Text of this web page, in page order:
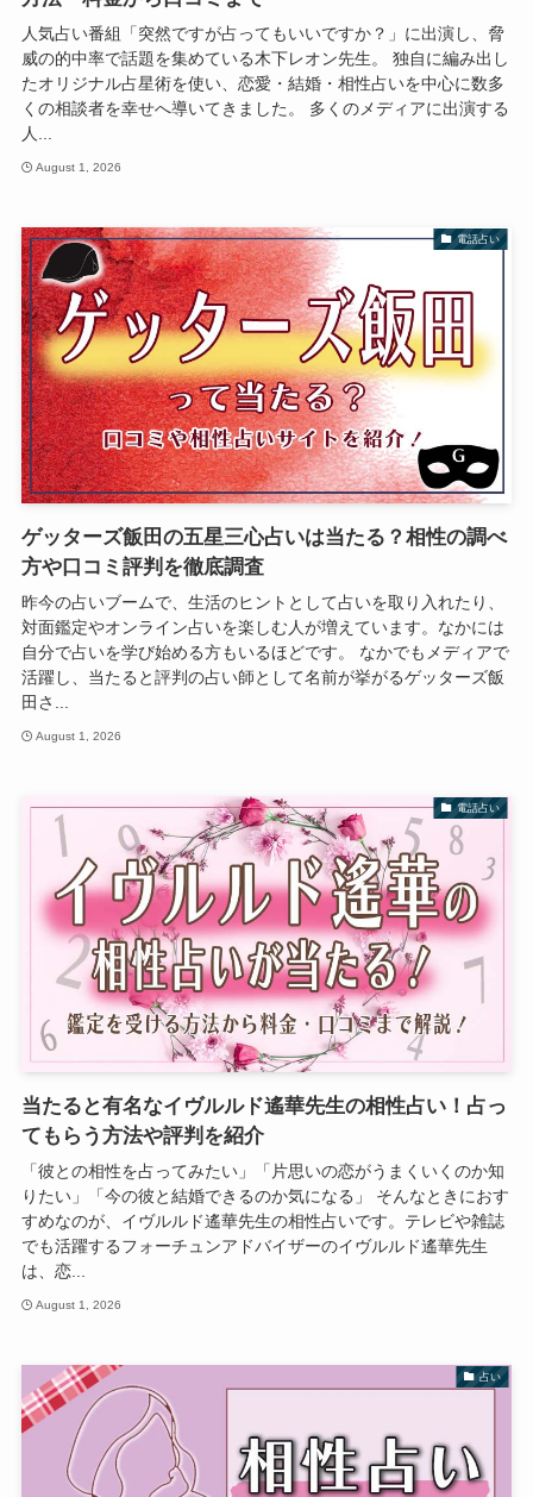
人気占い番組「突然ですが占ってもいいですか？」に出演し、脅
威の的中率で話題を集めている木下レオン先生。 独自に編み出し
たオリジナル占星術を使い、恋愛・結婚・相性占いを中心に数多
くの相談者を幸せへ導いてきました。 多くのメディアに出演する
人...
August 1, 2026
電話占い
ゲッターズ飯田の五星三心占いは当たる？相性の調べ
方や口コミ評判を徹底調査
昨今の占いブームで、生活のヒントとして占いを取り入れたり、
対面鑑定やオンライン占いを楽しむ人が増えています。なかには
自分で占いを学び始める方もいるほどです。 なかでもメディアで
活躍し、当たると評判の占い師として名前が挙がるゲッターズ飯
田さ...
August 1, 2026
電話占い
当たると有名なイヴルルド遙華先生の相性占い！占っ
てもらう方法や評判を紹介
「彼との相性を占ってみたい」「片思いの恋がうまくいくのか知
りたい」「今の彼と結婚できるのか気になる」 そんなときにおす
すめなのが、イヴルルド遙華先生の相性占いです。テレビや雑誌
でも活躍するフォーチュンアドバイザーのイヴルルド遙華先生
は、恋...
August 1, 2026
占い